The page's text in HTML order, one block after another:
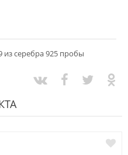
из серебра 925 пробы